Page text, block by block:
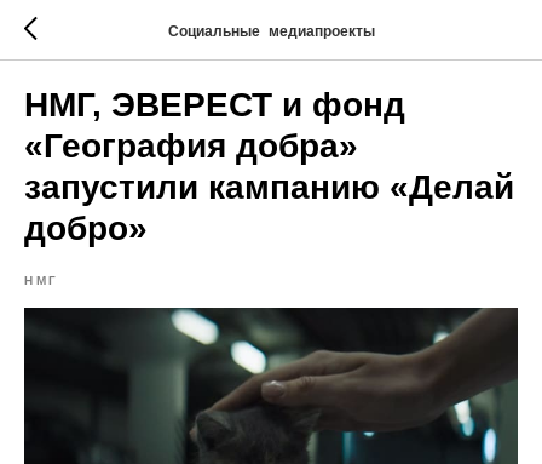
Социальные медиапроекты
НМГ, ЭВЕРЕСТ и фонд
«География добра»
запустили кампанию «Делай
добро»
НМГ